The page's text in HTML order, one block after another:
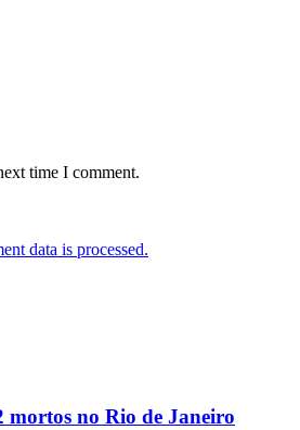
time I comment.
data is processed.
mortos no Rio de Janeiro